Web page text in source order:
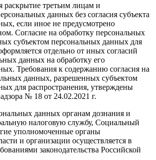
раскрытие третьим лицам и
данных без согласия субъекта
если иное не предусмотрено
Согласие на обработку персональных
субъектом персональных данных для
отдельно от иных согласий
данных на обработку его
Требования к содержанию согласия на
данных, разрешенных субъектом
для распространения, утверждены
№ 18 от 24.02.2021 г.
данных органам дознания и
налоговую службу, Социальный
уполномоченные органы
и организации осуществляется в
законодательства Российской